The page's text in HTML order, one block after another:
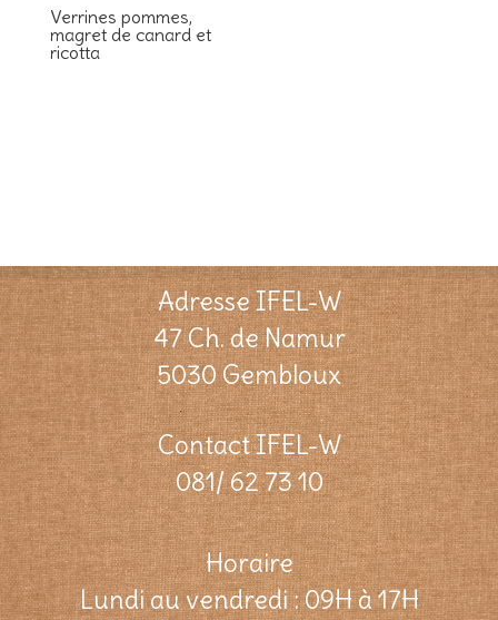
Verrines pommes,
magret de canard et
ricotta
Adresse IFEL-W
47 Ch. de Namur
5030 Gembloux
Contact IFEL-W
081/ 62 73 10
Horaire
Lundi au vendredi : 09H à 17H